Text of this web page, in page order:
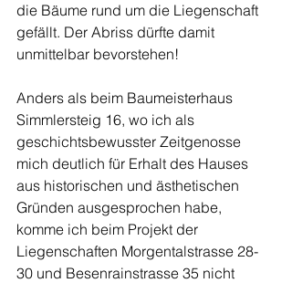
die Bäume rund um die Liegenschaft
gefällt. Der Abriss dürfte damit
unmittelbar bevorstehen!
Anders als beim Baumeisterhaus
Simmlersteig 16, wo ich als
geschichtsbewusster Zeitgenosse
mich deutlich für Erhalt des Hauses
aus historischen und ästhetischen
Gründen ausgesprochen habe,
komme ich beim Projekt der
Liegenschaften Morgentalstrasse 28-
30 und Besenrainstrasse 35 nicht